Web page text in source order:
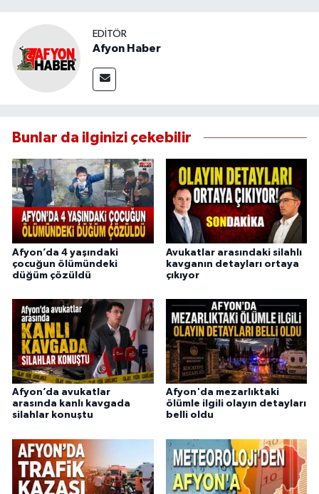
EDITÖR
Afyon Haber
Bunlar da ilginizi çekebilir
Afyon’da 4 yaşındaki
çocuğun ölümündeki
düğüm çözüldü
Avukatlar arasındaki silahlı
kavganın detayları ortaya
çıkıyor
Afyon’da avukatlar
arasında kanlı kavgada
silahlar konuştu
Afyon'da mezarlıktaki
ölümle ilgili olayın detayları
belli oldu